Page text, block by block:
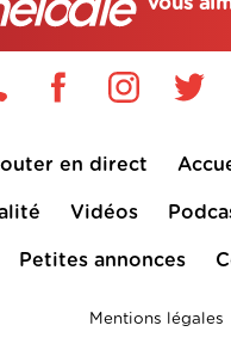
vous
en direct
Vidéos
Petites annonces
Mentions légales